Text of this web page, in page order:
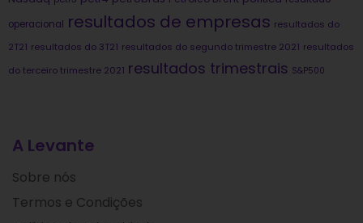
operacional resultados de empresas resultados do
2T21 resultados do 3T21 resultados do segundo trimestre 2021 resultados
do terceiro trimestre 2021 resultados trimestrais S&P500
A Levante
Sobre nós
Termos e Condições